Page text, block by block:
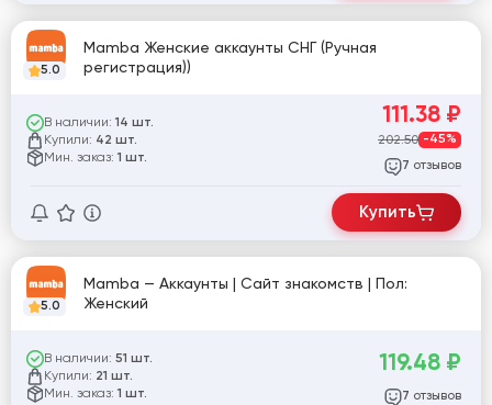
5.0
Mamba Женские аккаунты СНГ (Ручная
регистрация))
В наличии: 14 шт.
Купили: 42 шт.
Мин. заказ: 1 шт.
111.38 ₽
202.50 -45%
7 отзывов
Купить
5.0
Mamba — Аккаунты | Сайт знакомств | Пол:
Женский
В наличии: 51 шт.
Купили: 21 шт.
Мин. заказ: 1 шт.
119.48 ₽
7 отзывов